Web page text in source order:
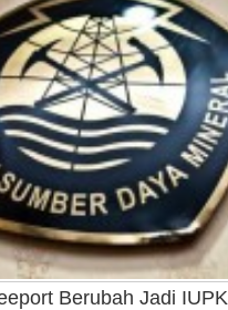
Berubah Jadi IUPK